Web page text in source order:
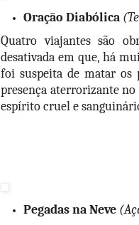
Oração Diabólica
Quatro viajantes são
desativada em que, há
foi suspeita de matar os
presença aterrorizante no
espírito cruel e
Pegadas na Neve